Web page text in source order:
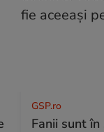
GSP.ro
Fanii sunt în